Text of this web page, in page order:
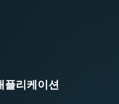
플리케이션